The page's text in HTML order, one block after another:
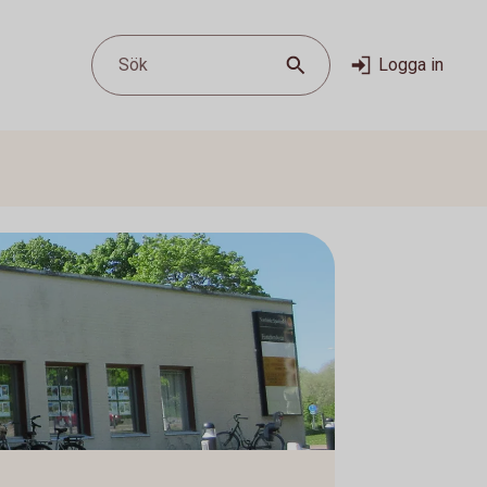
Sök Logga in